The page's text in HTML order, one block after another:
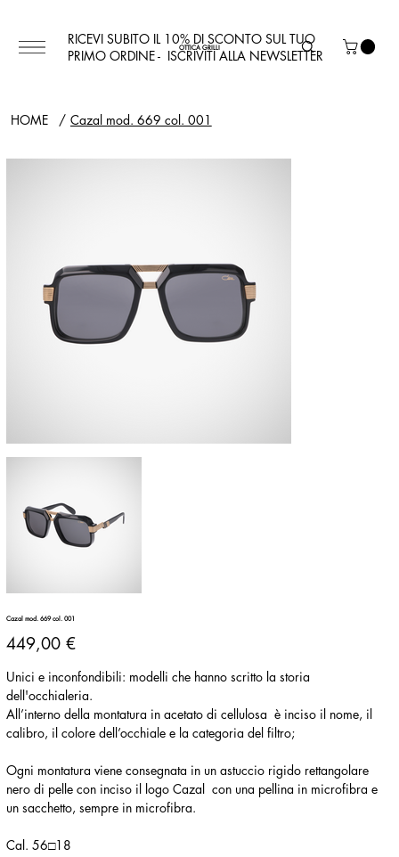
RICEVI SUBITO IL 10% DI SCONTO SUL TUO
PRIMO ORDINE - ISCRIVITI ALLA NEWSLETTER
OTTICA GRILLI
HOME / Cazal mod. 669 col. 001
Cazal mod. 669 col. 001
Prezzo
449,00 €
Unici e inconfondibili: modelli che hanno scritto la storia
dell'occhialeria.
All’interno della montatura in acetato di cellulosa è inciso il nome, il
calibro, il colore dell’occhiale e la categoria del filtro;
Ogni montatura viene consegnata in un astuccio rigido rettangolare
nero di pelle con inciso il logo Cazal con una pellina in microfibra e
un sacchetto, sempre in microfibra.
Cal. 56□18